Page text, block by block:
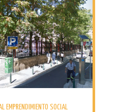
EMPRENDIMIENTO SOCIAL